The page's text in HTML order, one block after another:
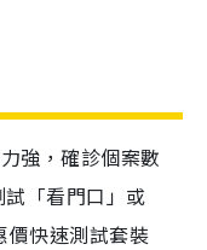
強，確診個案數
「看門口」或
價快速測試套裝